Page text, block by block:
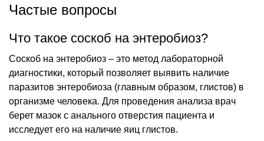
Частые вопросы
Что такое соскоб на энтеробиоз?
Соскоб на энтеробиоз – это метод лабораторной
диагностики, который позволяет выявить наличие
паразитов энтеробиоза (главным образом, глистов) в
организме человека. Для проведения анализа врач
берет мазок с анального отверстия пациента и
исследует его на наличие яиц глистов.